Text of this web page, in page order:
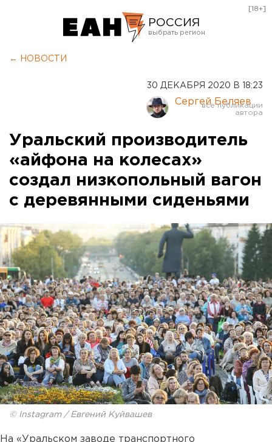
РОССИЯ
Курган
Оренбург
[18+]
← НОВОСТИ
30 ДЕКАБРЯ 2020 В 18:23
Сергей Беляев
Уральский производитель
«айфона на колесах»
создал низкопольный вагон
с деревянными сиденьями
© Instagram / Евгений Куйвашев
На «Уральском заводе транспортного